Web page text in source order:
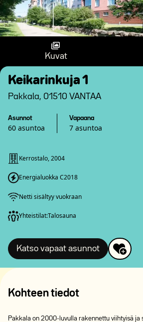
Kuvat
Keikarinkuja 1
Pakkala, 01510 VANTAA
Asunnot
60 asuntoa
Vapaana
7 asuntoa
Kerrostalo, 2004
Energialuokka C2018
Netti sisältyy vuokraan
Yhteistilat:Talosauna
Katso vapaat asunnot
Kohteen tiedot
Pakkala on 2000-luvulla rakennettu viihtyisä ja